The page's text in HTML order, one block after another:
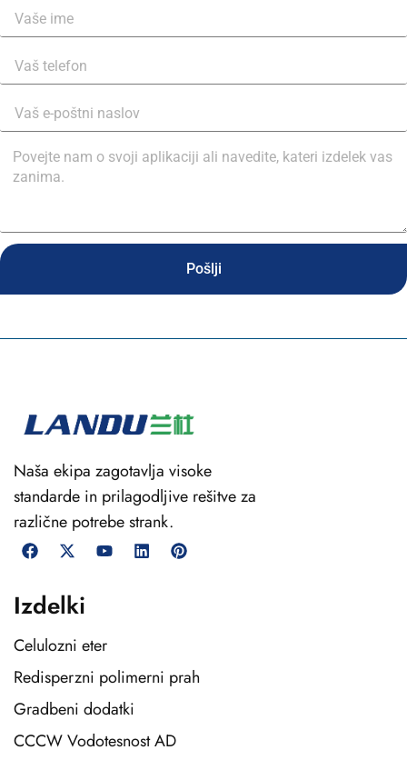
Pošlji
Naša ekipa zagotavlja visoke
standarde in prilagodljive rešitve za
različne potrebe strank.
Izdelki
Celulozni eter
Redisperzni polimerni prah
Gradbeni dodatki
CCCW Vodotesnost AD